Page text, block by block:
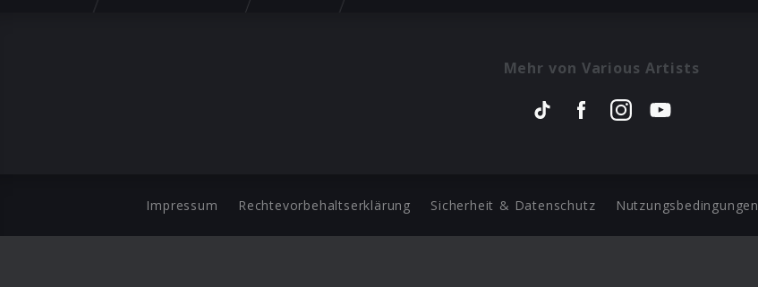
Mehr von Various Artists
Impressum Rechtevorbehaltserklärung Sicherheit & Datenschutz Nutzungsbedingungen